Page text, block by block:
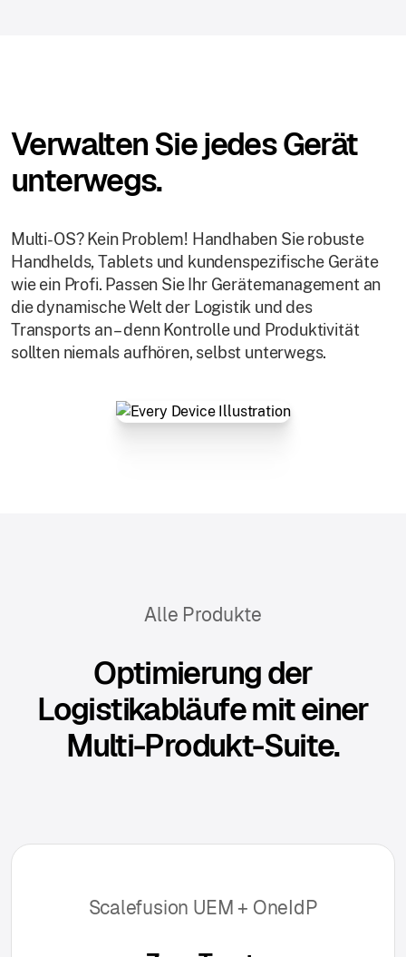
Verwalten Sie jedes Gerät
unterwegs.
Multi-OS? Kein Problem! Handhaben Sie robuste
Handhelds, Tablets und kundenspezifische Geräte
wie ein Profi. Passen Sie Ihr Gerätemanagement an
die dynamische Welt der Logistik und des
Transports an – denn Kontrolle und Produktivität
sollten niemals aufhören, selbst unterwegs.
Alle Produkte
Optimierung der
Logistikabläufe mit einer
Multi-Produkt-Suite.
Scalefusion UEM + OneIdP